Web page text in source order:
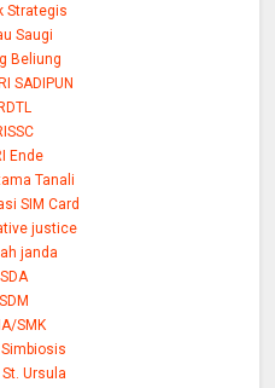
Strategis
Saugi
Beliung
SADIPUN
Ende
Tanali
SIM Card
justice
janda
SDA
SDM
SMK
Simbiosis
St. Ursula